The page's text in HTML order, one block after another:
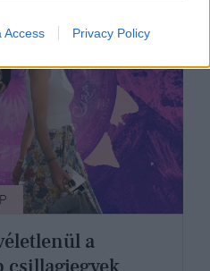
Access Privacy Policy
a